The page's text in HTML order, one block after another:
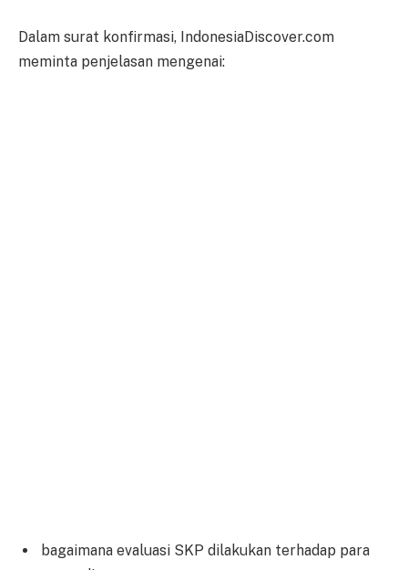
Dalam surat konfirmasi, IndonesiaDiscover.com
meminta penjelasan mengenai:
bagaimana evaluasi SKP dilakukan terhadap para